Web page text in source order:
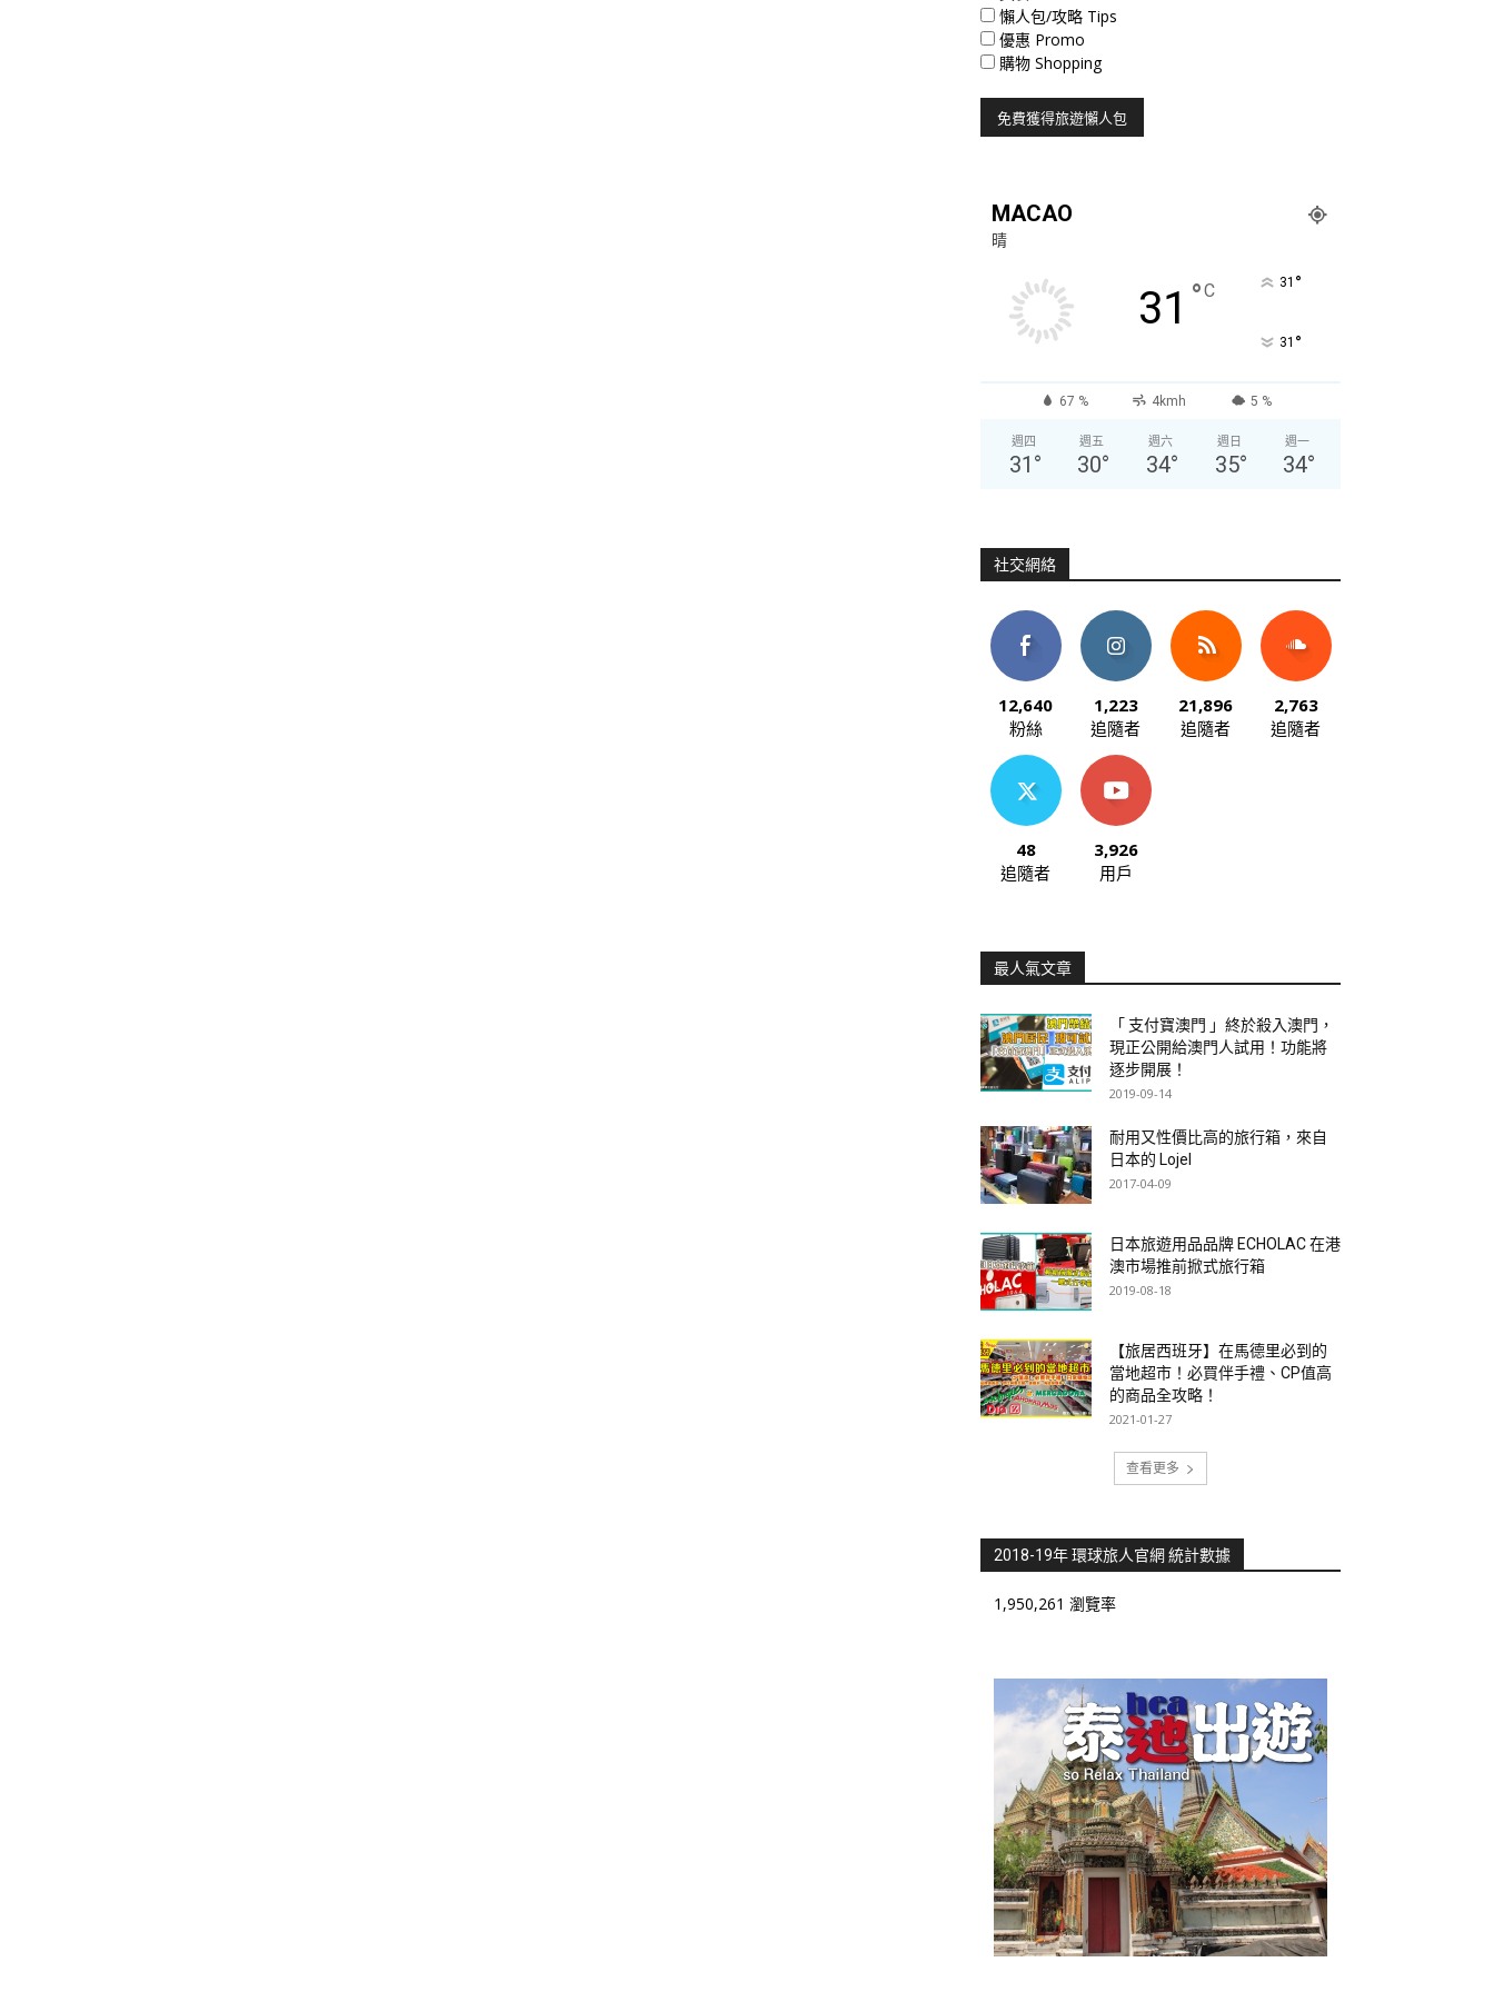
懶人包/攻略 Tips
優惠 Promo
購物 Shopping
MACAO
晴
31 °C 31 °
31 °
67 % 4kmh 5 %
週四
31 °
週五
30°
週六
34°
週日
35°
週一
34°
社交網絡
12,640
粉絲
1,223
追隨者
21,896
追隨者
2,763
追隨者
48
追隨者
3,926
用戶
最人氣文章
「 支付寶澳門 」終於殺入澳門，
現正公開給澳門人試用！功能將
逐步開展！
2019-09-14
耐用又性價比高的旅行箱，來自
日本的 Lojel
2017-04-09
日本旅遊用品品牌 ECHOLAC 在港
澳市場推前掀式旅行箱
2019-08-18
【旅居西班牙】在馬德里必到的
當地超市！必買伴手禮、CP值高
的商品全攻略！
2021-01-27
查看更多
2018-19年 環球旅人官網 統計數據
1,950,261 瀏覽率